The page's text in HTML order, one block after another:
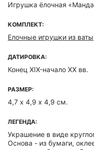
Игрушка ёлочная
КОМПЛЕКТ:
Елочные игрушки из ваты
ДАТИРОВКА:
Конец ХIX-начало ХХ вв.
РАЗМЕР:
4,7 х 4,9 х 4,9 см.
ЛЕГЕНДА:
Украшение в виде
Основа - из бумаги,